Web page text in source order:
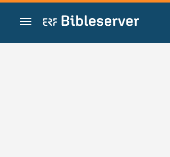
Zum Inhalt springen